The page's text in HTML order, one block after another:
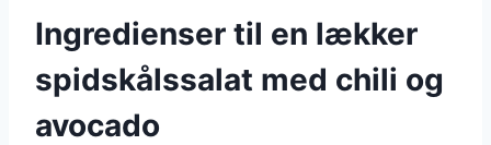
Ingredienser til en lækker
spidskålssalat med chili og
avocado